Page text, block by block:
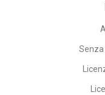
Senza